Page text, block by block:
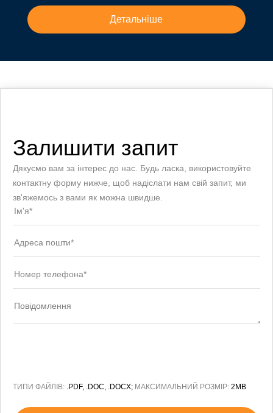
Детальніше
Залишити запит
Дякуємо вам за інтерес до нас. Будь ласка, використовуйте
контактну форму нижче, щоб надіслати нам свій запит, ми
зв'яжемось з вами як можна швидше.
ТИПИ ФАЙЛІВ: .PDF, .DOC, .DOCX; МАКСИМАЛЬНИЙ РОЗМІР: 2MB